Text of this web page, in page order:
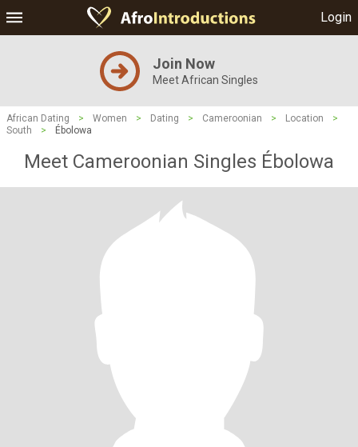
Login
Join Now
Meet African Singles
African Dating > Women > Dating > Cameroonian > Location
>
South
> Ébolowa
Meet Cameroonian Singles Ébolowa